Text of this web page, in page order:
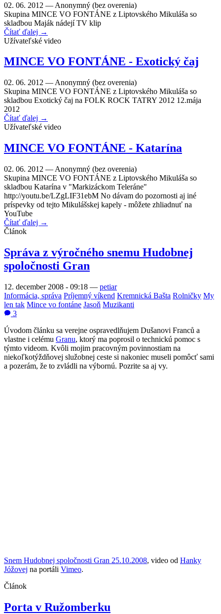
02. 06. 2012 — Anonymný (bez overenia)
Skupina MINCE VO FONTÁNE z Liptovského Mikuláša so
skladbou Maják nádejí TV klip
Čítať ďalej →
Užívateľské video
MINCE VO FONTÁNE - Exotický čaj
02. 06. 2012 — Anonymný (bez overenia)
Skupina MINCE VO FONTÁNE z Liptovského Mikuláša so
skladbou Exotický čaj na FOLK ROCK TATRY 2012 12.mája
2012
Čítať ďalej →
Užívateľské video
MINCE VO FONTÁNE - Katarína
02. 06. 2012 — Anonymný (bez overenia)
Skupina MINCE VO FONTÁNE z Liptovského Mikuláša so
skladbou Katarína v "Markizáckom Teleráne"
http://youtu.be/LZgLIF31ebM No dávam do pozornosti aj iné
príspevky od tejto Mikulášskej kapely - môžete zhliadnuť na
YouTube
Čítať ďalej →
Článok
Správa z výročného snemu Hudobnej
spoločnosti Gran
12. december 2008 - 09:18 — petiar
Informácia, správa Príjemný víkend Kremnická Bašta Rolničky My
len tak Mince vo fontáne Jasoň Muzikanti
3
Úvodom článku sa verejne ospravedlňujem Dušanovi Franců a
vlastne i celému Granu, ktorý ma poprosil o technickú pomoc s
týmto videom. Kvôli mojim pracovným povinnostiam na
niekoľkotýždňovej služobnej ceste si nakoniec museli pomôcť sami
a pozerám, že to zvládli na výbornú. Pozrite sa aj vy.
Snem Hudobnej spoločnosti Gran 25.10.2008, video od Hanky
Jóžovej na portáli Vimeo.
Článok
Porta v Ružomberku